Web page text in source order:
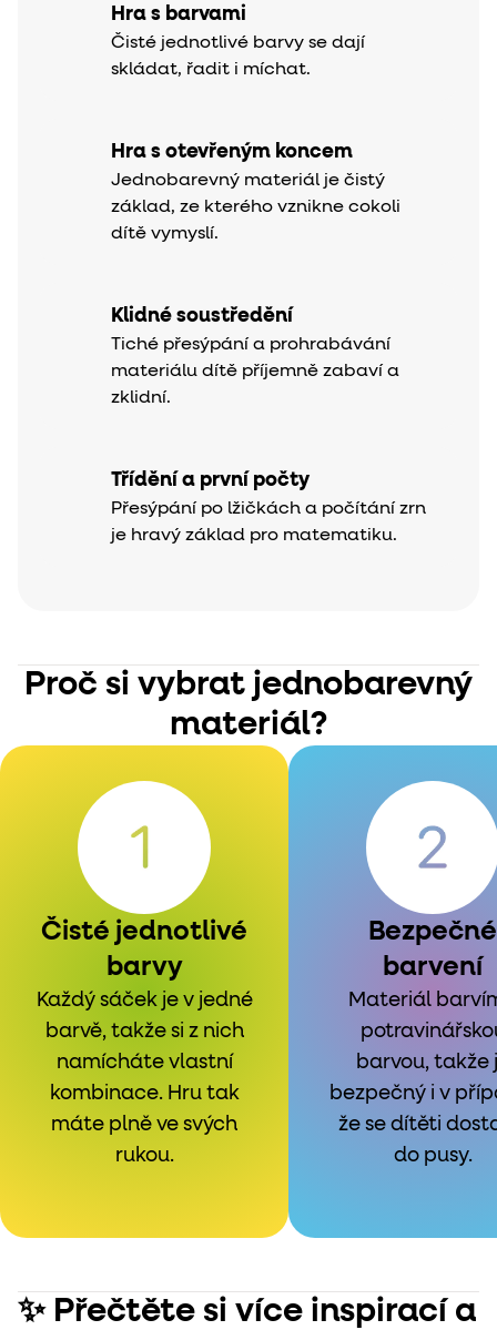
Hra s barvami
Čisté jednotlivé barvy se dají
skládat, řadit i míchat.
Hra s otevřeným koncem
Jednobarevný materiál je čistý
základ, ze kterého vznikne cokoli
dítě vymyslí.
Klidné soustředění
Tiché přesýpání a prohrabávání
materiálu dítě příjemně zabaví a
zklidní.
Třídění a první počty
Přesýpání po lžičkách a počítání zrn
je hravý základ pro matematiku.
Proč si vybrat jednobarevný
materiál?
Čisté jednotlivé
barvy
Každý sáček je v jedné
barvě, takže si z nich
namícháte vlastní
kombinace. Hru tak
máte plně ve svých
rukou.
Bezpečné
barvení
Materiál
barvou, takže
bezpečný i v
že se dítěti
do pusy.
✨ Přečtěte si více inspirací a